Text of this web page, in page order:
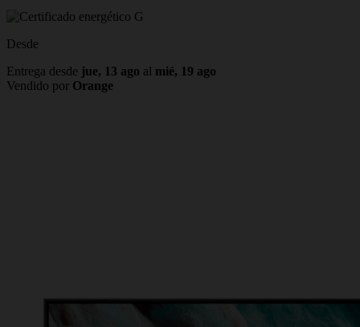
Desde
Entrega desde jue, 13 ago al mié, 19 ago
Vendido por Orange